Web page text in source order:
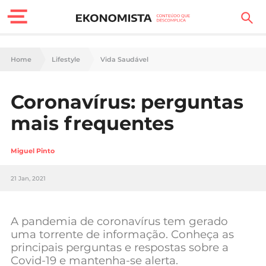
Finanças Pessoais
Carreira
Tecnologia
Negócios
Home Lifestyle Vida Saudável
Coronavírus: perguntas
mais frequentes
Miguel Pinto
21 Jan, 2021
A pandemia de coronavírus tem gerado
uma torrente de informação. Conheça as
principais perguntas e respostas sobre a
Covid-19 e mantenha-se alerta.